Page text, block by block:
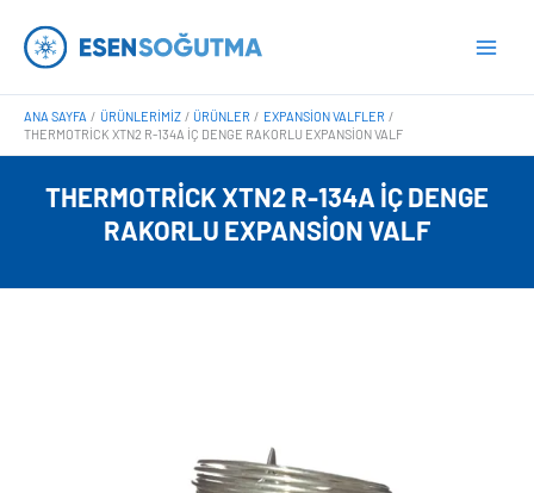
atla
ANA SAYFA ÜRÜNLERIMIZ ÜRÜNLER
EXPANSION VALFLER
THERMOTRICK XTN2 R-134A İÇ DENGE RAKORLU EXPANSION VALF
THERMOTRICK XTN2 R-134A İÇ DENGE
RAKORLU EXPANSION VALF